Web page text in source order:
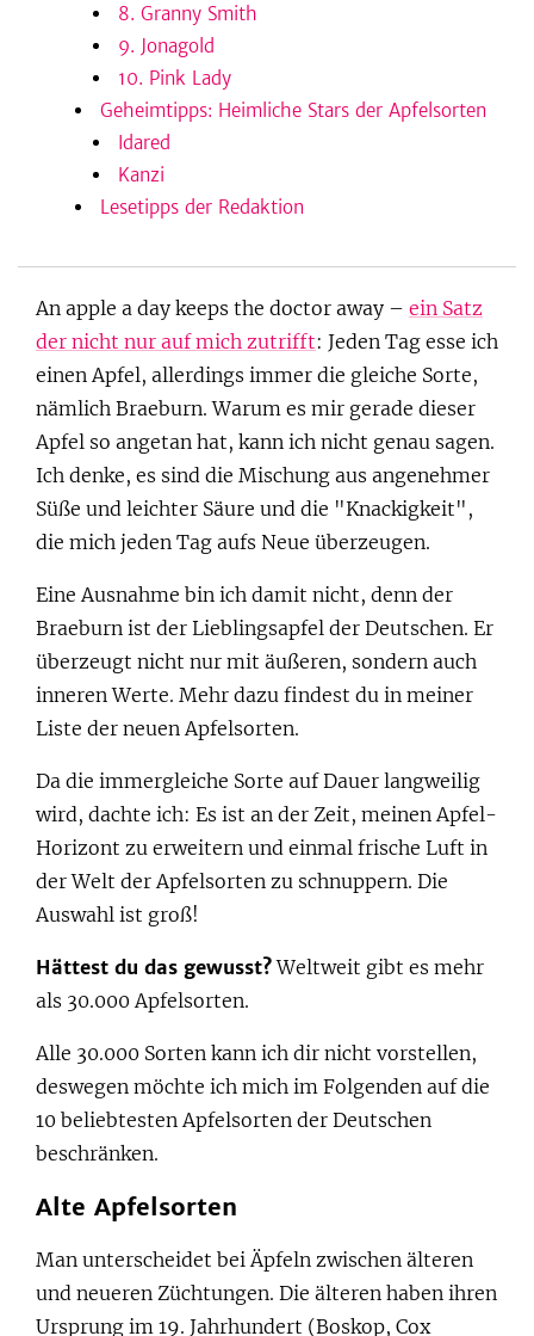
8. Granny Smith
9. Jonagold
10. Pink Lady
Geheimtipps: Heimliche Stars der Apfelsorten
Idared
Kanzi
Lesetipps der Redaktion
An apple a day keeps the doctor away – ein Satz
der nicht nur auf mich zutrifft: Jeden Tag esse ich
einen Apfel, allerdings immer die gleiche Sorte,
nämlich Braeburn. Warum es mir gerade dieser
Apfel so angetan hat, kann ich nicht genau sagen.
Ich denke, es sind die Mischung aus angenehmer
Süße und leichter Säure und die "Knackigkeit",
die mich jeden Tag aufs Neue überzeugen.
Eine Ausnahme bin ich damit nicht, denn der
Braeburn ist der Lieblingsapfel der Deutschen. Er
überzeugt nicht nur mit äußeren, sondern auch
inneren Werte. Mehr dazu findest du in meiner
Liste der neuen Apfelsorten.
Da die immergleiche Sorte auf Dauer langweilig
wird, dachte ich: Es ist an der Zeit, meinen Apfel-
Horizont zu erweitern und einmal frische Luft in
der Welt der Apfelsorten zu schnuppern. Die
Auswahl ist groß!
Hättest du das gewusst?Weltweit gibt es mehr
als 30.000 Apfelsorten.
Alle 30.000 Sorten kann ich dir nicht vorstellen,
deswegen möchte ich mich im Folgenden auf die
10 beliebtesten Apfelsorten der Deutschen
beschränken.
Alte Apfelsorten
Man unterscheidet bei Äpfeln zwischen älteren
und neueren Züchtungen. Die älteren haben ihren
Ursprung im 19. Jahrhundert (Boskop, Cox